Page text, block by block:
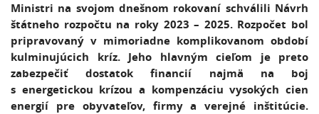
Ministri na svojom dnešnom rokovaní schválili Návrh
štátneho rozpočtu na roky 2023 – 2025. Rozpočet bol
pripravovaný v mimoriadne komplikovanom období
kulminujúcich kríz. Jeho hlavným cieľom je preto
zabezpečiť dostatok financií najmä na boj
s energetickou krízou a kompenzáciu vysokých cien
energií pre obyvateľov, firmy a verejné inštitúcie.